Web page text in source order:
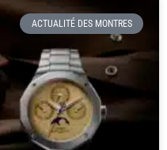
ACTUALITÉ DES MONTRES